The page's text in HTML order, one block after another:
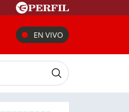
EN VIVO